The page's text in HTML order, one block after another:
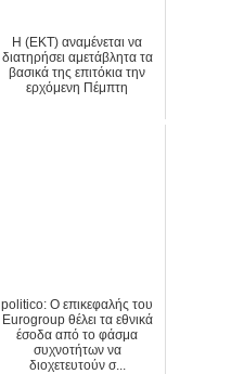
H (ΕΚΤ) αναμένεται να
διατηρήσει αμετάβλητα τα
βασικά της επιτόκια την
ερχόμενη Πέμπτη
politico: Ο επικεφαλής του
Eurogroup θέλει τα εθνικά
έσοδα από το φάσμα
συχνοτήτων να
διοχετευτούν σ...